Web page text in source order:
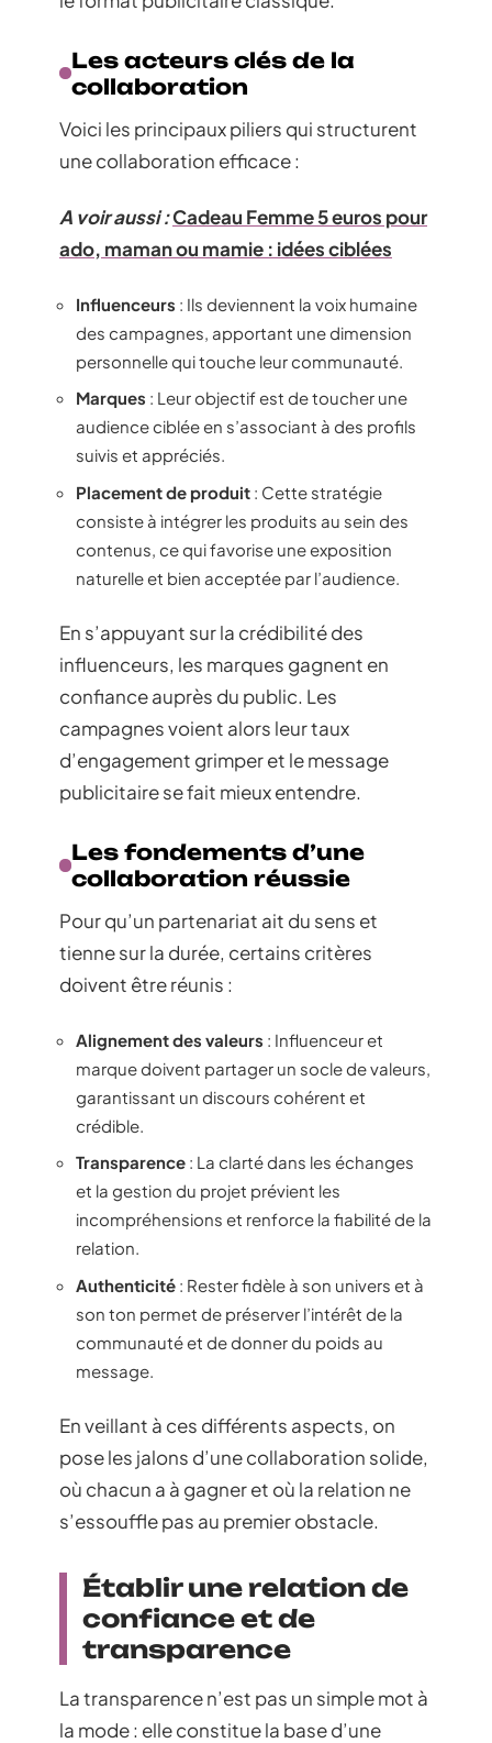
Les acteurs clés de la
collaboration
Voici les principaux piliers qui structurent
une collaboration efficace :
A voir aussi :Cadeau Femme 5 euros pour
ado, maman ou mamie : idées ciblées
Influenceurs : Ils deviennent la voix humaine
des campagnes, apportant une dimension
personnelle qui touche leur communauté.
Marques : Leur objectif est de toucher une
audience ciblée en s’associant à des profils
suivis et appréciés.
Placement de produit : Cette stratégie
consiste à intégrer les produits au sein des
contenus, ce qui favorise une exposition
naturelle et bien acceptée par l’audience.
En s’appuyant sur la crédibilité des
influenceurs, les marques gagnent en
confiance auprès du public. Les
campagnes voient alors leur taux
d’engagement grimper et le message
publicitaire se fait mieux entendre.
Les fondements d’une
collaboration réussie
Pour qu’un partenariat ait du sens et
tienne sur la durée, certains critères
doivent être réunis :
Alignement des valeurs : Influenceur et
marque doivent partager un socle de valeurs,
garantissant un discours cohérent et
crédible.
Transparence : La clarté dans les échanges
et la gestion du projet prévient les
incompréhensions et renforce la fiabilité de la
relation.
Authenticité : Rester fidèle à son univers et à
son ton permet de préserver l’intérêt de la
communauté et de donner du poids au
message.
En veillant à ces différents aspects, on
pose les jalons d’une collaboration solide,
où chacun a à gagner et où la relation ne
s’essouffle pas au premier obstacle.
Établir une relation de
confiance et de
transparence
La transparence n’est pas un simple mot à
la mode : elle constitue la base d’une